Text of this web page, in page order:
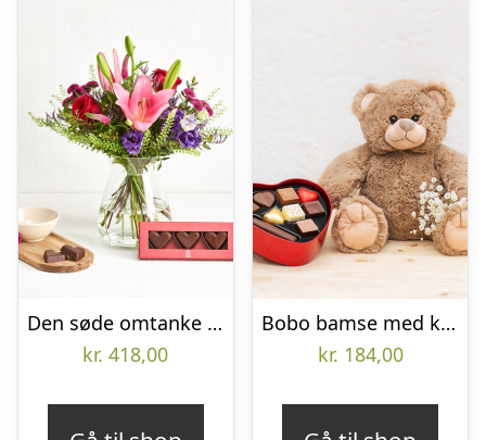
Den søde omtanke med marcipanhjerter
kr. 418,00
Bobo bamse med kærlighed
kr. 184,00